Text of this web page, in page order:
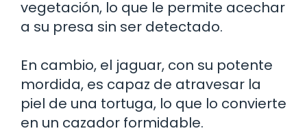
vegetación, lo que le permite acechar
a su presa sin ser detectado.
En cambio, el jaguar, con su potente
mordida, es capaz de atravesar la
piel de una tortuga, lo que lo convierte
en un cazador formidable.